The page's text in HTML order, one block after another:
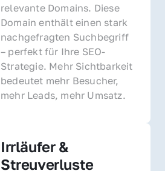
relevante Domains. Diese
Domain enthält einen stark
nachgefragten Suchbegriff
– perfekt für Ihre SEO-
Strategie. Mehr Sichtbarkeit
bedeutet mehr Besucher,
mehr Leads, mehr Umsatz.
Irrläufer &
Streuverluste